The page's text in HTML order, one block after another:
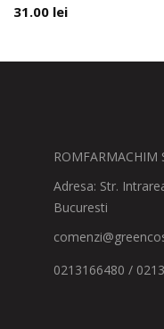
31.00 lei
ROMFARMACHIM
Adresa: Str.
Bucuresti
0213166480 /